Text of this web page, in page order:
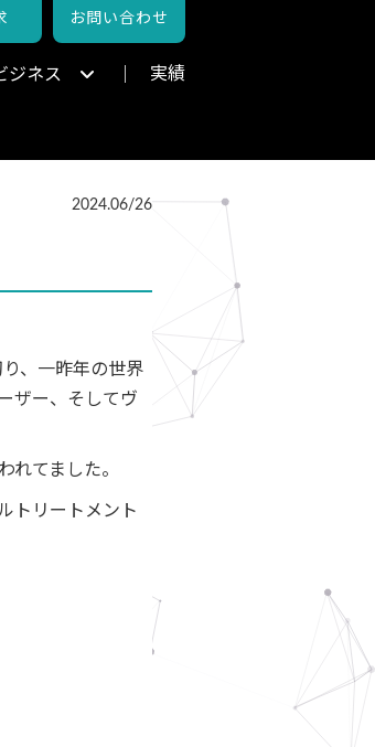
お問い合わせ
ジネス 実績
2024.06/26
、一昨年の世界
ザー、そしてヴ
れてました。
トリートメント